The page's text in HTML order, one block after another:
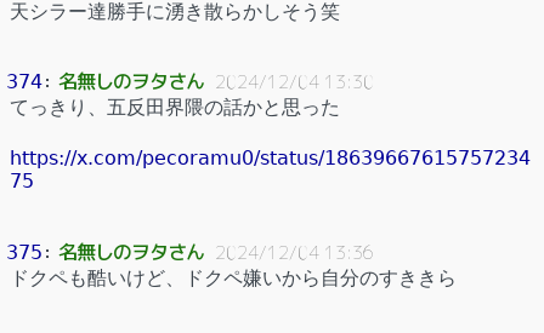
天シラー達勝手に湧き散らかしそう笑
374： 名無しのヲタさん 2024/12/04 13:30
てっきり、五反田界隈の話かと思った
https://x.com/pecoramu0/status/18639667615757234
75
375 ： 名無しのヲタさん 2024/12/04 13:36
ドクペも酷いけど、ドクペ嫌いから自分のすききら